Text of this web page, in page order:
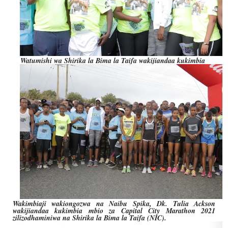
Watumishi wa Shirika la Bima la Taifa wakijiandaa kukimbia
Wakimbiaji wakiongozwa na Naibu Spika, Dk. Tulia Ackson
wakijiandaa kukimbia mbio za Capital City Marathon 2021
zilizodhaminiwa na Shirika la Bima la Taifa (NIC).